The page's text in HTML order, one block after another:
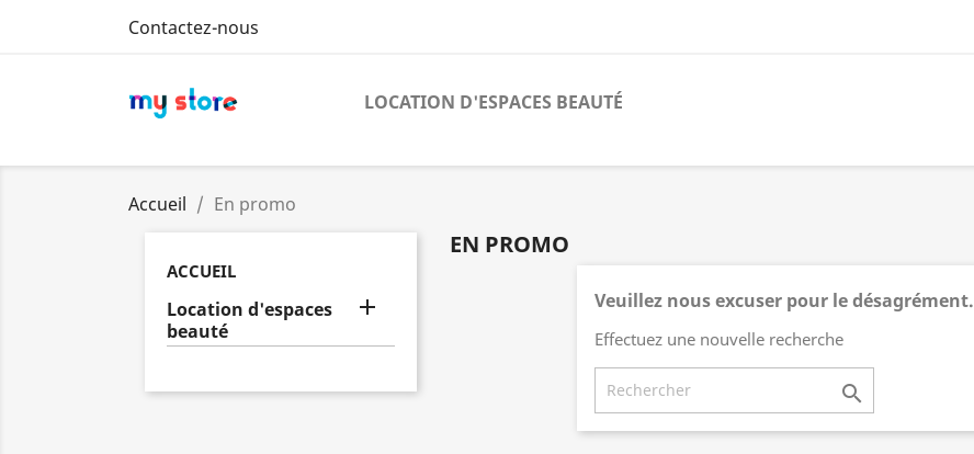
Contactez-nous
LOCATION D'ESPACES BEAUTÉ
Accueil En promo
ACCUEIL
Location d'espaces
beauté

EN PROMO
Veuillez nous excuser pour le désagrément.
Effectuez une nouvelle recherche
